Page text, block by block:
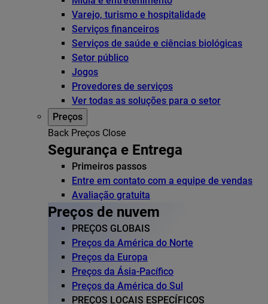
Varejo, turismo e hospitalidade
Serviços financeiros
Serviços de saúde e ciências biológicas
Setor público
Jogos
Provedores de serviços
Ver todas as soluções para o setor
Preços
Back Preços Close
Segurança e Entrega
Primeiros passos
Entre em contato com a equipe de vendas
Avaliação gratuita
Preços de nuvem
PREÇOS GLOBAIS
Preços da América do Norte
Preços da Europa
Preços da Ásia-Pacífico
Preços da América do Sul
PREÇOS LOCAIS ESPECÍFICOS